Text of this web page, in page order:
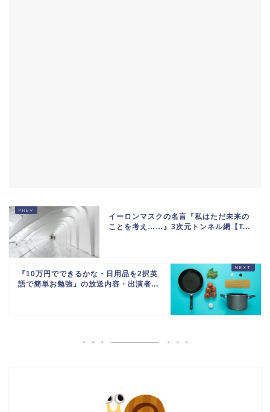
イーロンマスクの名言『私はただ未来の
ことを考え……』3次元トンネル網【T...
『10万円でできるかな・日用品を2択英
語で簡単お勉強』の放送内容・出演者...